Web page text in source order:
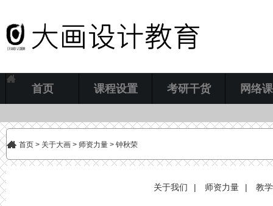
首页 课程设置 考研干货 网络
首页 > 关于大画 > 师资力量 > 钟秋荣
关于我们 | 师资力量 | 教